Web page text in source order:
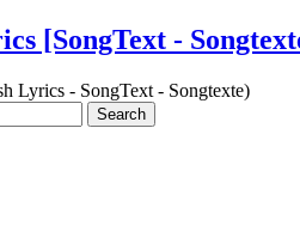
[SongText -
Lyrics - SongText - Songtexte)